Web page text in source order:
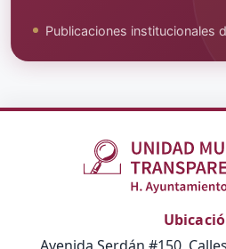
Publicaciones institucionales